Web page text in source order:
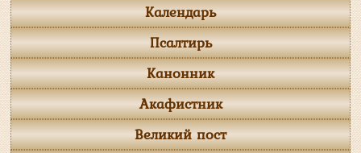
Календарь
Псалтирь
Канонник
Акафистник
Великий пост